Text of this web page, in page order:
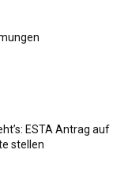
ESTA Antrag auf
stellen